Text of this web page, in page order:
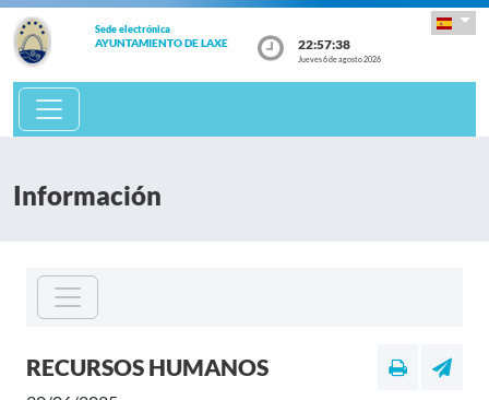
Sede electrónica
AYUNTAMIENTO DE LAXE 22:57:38
Jueves 6 de agosto 2026
Información
RECURSOS HUMANOS